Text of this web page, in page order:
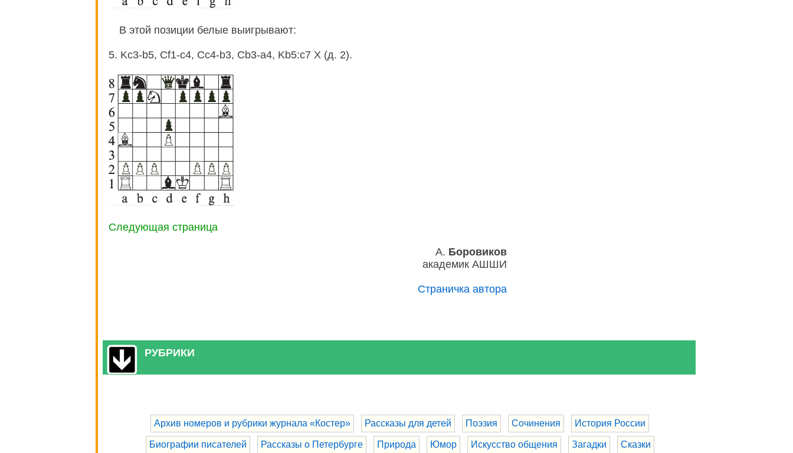
В этой позиции белые выигрывают:
5. Kc3-b5, Cf1-c4, Cc4-b3, Cb3-a4, Kb5:c7 X (д. 2).
Следующая страница
А. Боровиков
академик АШШИ
Страничка автора
РУБРИКИ
Архив номеров и рубрики журнала «Костер» Рассказы для детей Поэзия Сочинения История России
Биографии писателей Рассказы о Петербурге Природа Юмор Искусство общения Загадки Сказки